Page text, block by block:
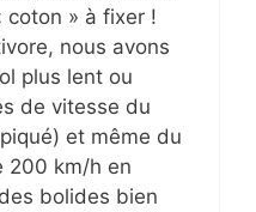
coton » à fixer !
nous avons
plus lent ou
de vitesse du
et même du
200 km/h en
bolides bien